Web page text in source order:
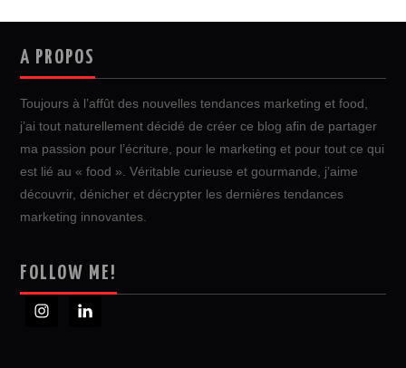
A PROPOS
Toujours à l’affût des nouvelles tendances marketing et food,
j’ai tout naturellement décidé de créer ce blog afin de partager
ma passion pour l’écriture, pour le marketing et pour tout ce qui
est lié au « food ». Véritable curieuse et gourmande, j’aime
découvrir, dénicher et décrypter les dernières tendances
marketing innovantes.
FOLLOW ME!